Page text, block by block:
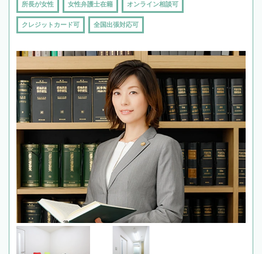
所長が女性 女性弁護士在籍 オンライン相談可
クレジットカード可 全国出張対応可